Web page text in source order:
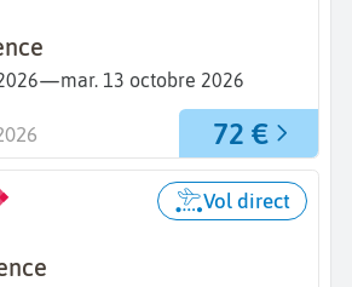
—mar. 13 octobre 2026
72 €
Vol direct